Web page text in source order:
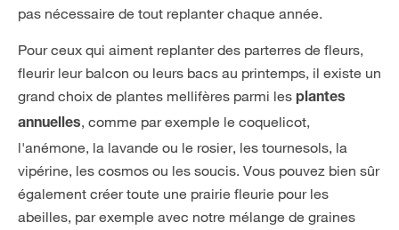
pas nécessaire de tout replanter chaque année.
Pour ceux qui aiment replanter des parterres de fleurs,
fleurir leur balcon ou leurs bacs au printemps, il existe un
grand choix de plantes mellifères parmi les plantes
annuelles, comme par exemple le coquelicot,
l'anémone, la lavande ou le rosier, les tournesols, la
vipérine, les cosmos ou les soucis. Vous pouvez bien sûr
également créer toute une prairie fleurie pour les
abeilles, par exemple avec notre mélange de graines